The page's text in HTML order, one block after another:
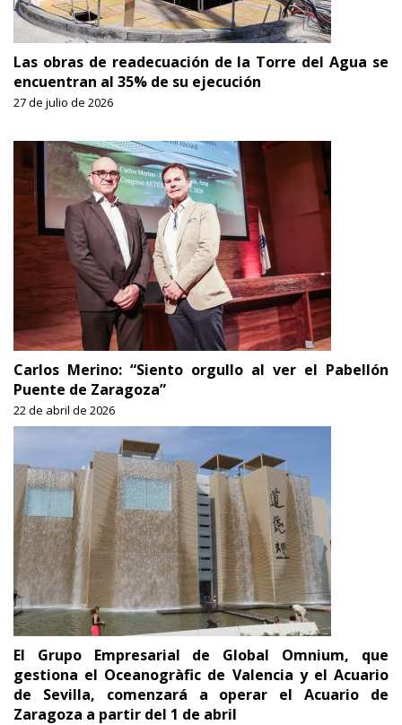
Las obras de readecuación de la Torre del Agua se
encuentran al 35% de su ejecución
27 de julio de 2026
Carlos Merino: “Siento orgullo al ver el Pabellón
Puente de Zaragoza”
22 de abril de 2026
El Grupo Empresarial de Global Omnium, que
gestiona el Oceanogràfic de Valencia y el Acuario
de Sevilla, comenzará a operar el Acuario de
Zaragoza a partir del 1 de abril